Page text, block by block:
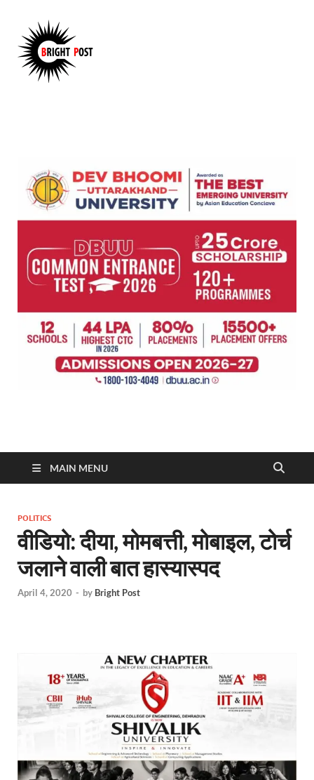
MAIN MENU
POLITICS
वीडियो: दीया, मोमबत्ती, मोबाइल, टोर्च
जलाने वाली बात हास्यास्पद
April 4, 2020 - by Bright Post